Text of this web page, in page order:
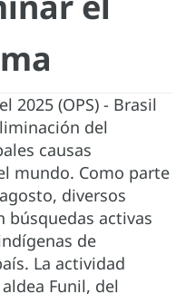
2025 (OPS) - Brasil
del
causas
mundo. Como parte
diversos
búsquedas activas
de
La actividad
Funil, del